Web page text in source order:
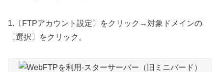
1.〔FTPアカウント設定〕をクリック→対象ドメインの
〔選択〕をクリック。